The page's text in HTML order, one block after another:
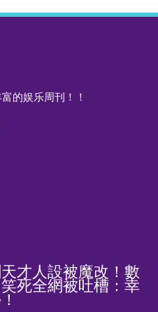
的娱乐周刊！！
才人設被魔改！數
死全網被吐槽：幸